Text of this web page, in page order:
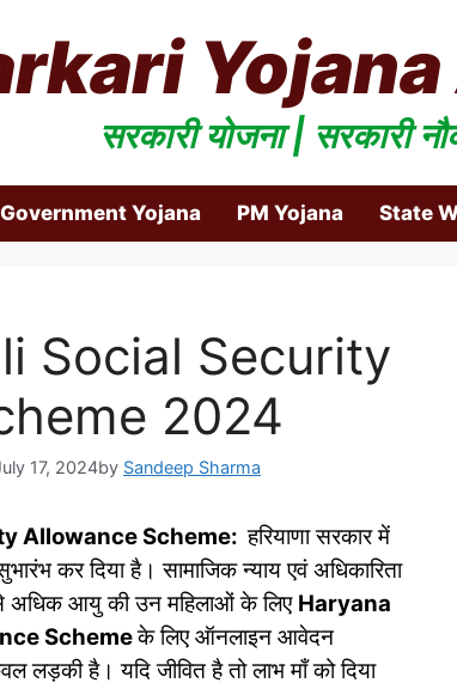
सरकारी योजना | सरकारी
Yojana PM Yojana State
Social Security
2024
17, 2024by Sandeep Sharma
Allowance Scheme:हरियाणा सरकार में
कर दिया है। सामाजिक न्याय एवं अधिकारिता
अधिक आयु की उन महिलाओं के लिए Haryana
Schemeके लिए ऑनलाइन आवेदन
लड़की है। यदि जीवित है तो लाभ माँ को दिया